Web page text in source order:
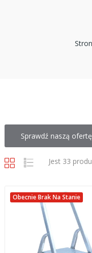
Sprawdź naszą
Jest 33
Obecnie Brak Na Stanie